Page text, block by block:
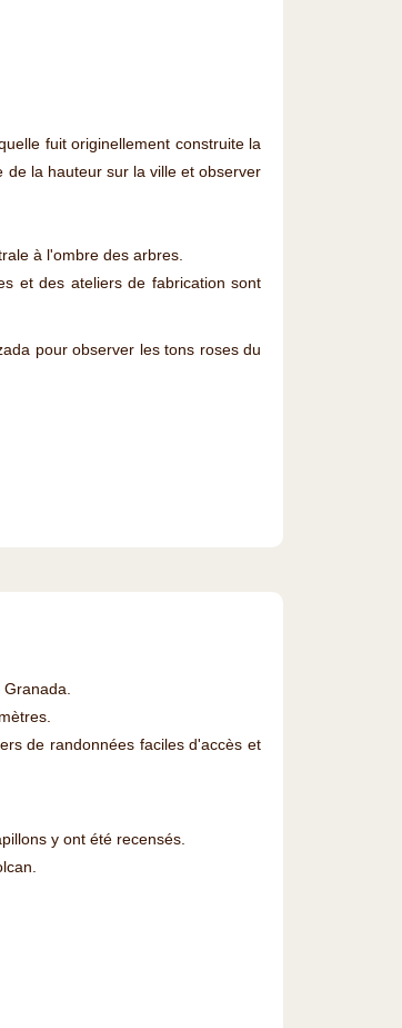
fuit originellement construite la
la hauteur sur la ville et observer
à l'ombre des arbres.
et des ateliers de fabrication sont
pour observer les tons roses du
de randonnées faciles d'accès et
y ont été recensés.